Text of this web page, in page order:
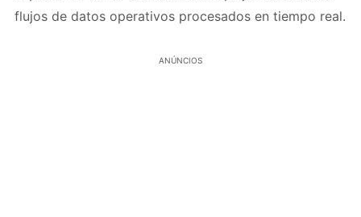
flujos de datos operativos procesados en tiempo real.
ANÚNCIOS